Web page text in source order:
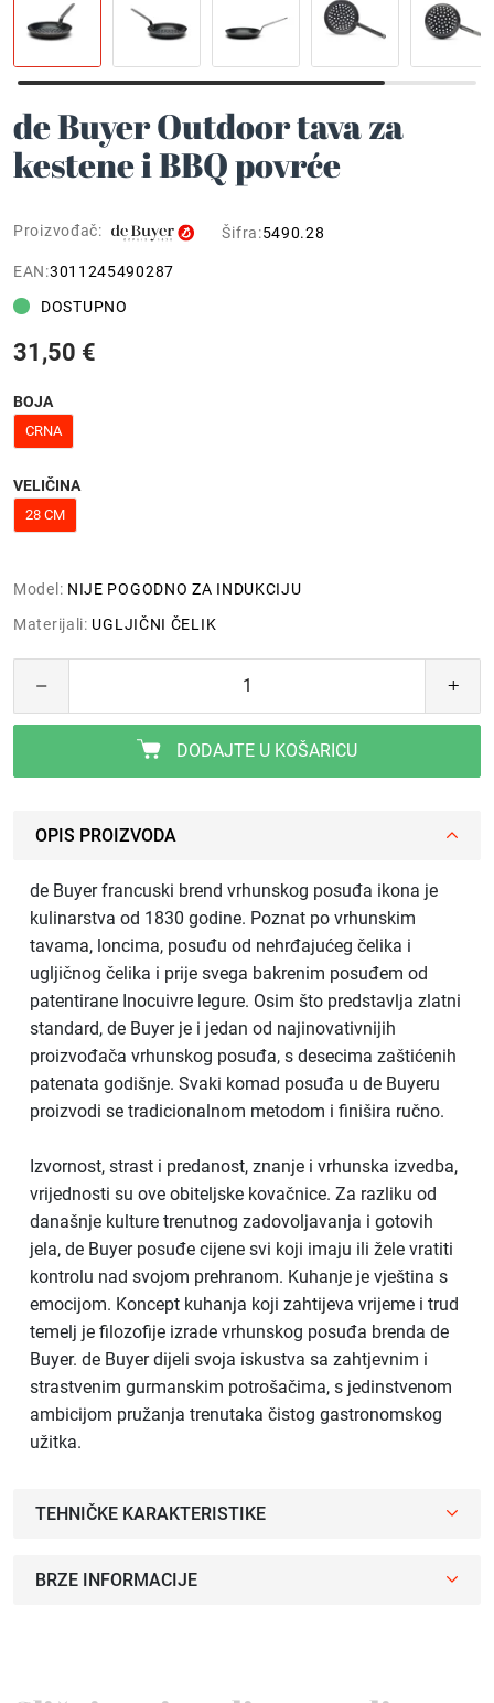
de Buyer Outdoor tava za
kestene i BBQ povrće
Proizvođač: Šifra:5490.28
EAN:3011245490287
DOSTUPNO
31,50 €
BOJA
CRNA
VELIČINA
28 CM
Model: NIJE POGODNO ZA INDUKCIJU
Materijali: UGLJIČNI ČELIK
DODAJTE U KOŠARICU
OPIS PROIZVODA
de Buyer francuski brend vrhunskog posuđa ikona je
kulinarstva od 1830 godine. Poznat po vrhunskim
tavama, loncima, posuđu od nehrđajućeg čelika i
ugljičnog čelika i prije svega bakrenim posuđem od
patentirane Inocuivre legure. Osim što predstavlja zlatni
standard, de Buyer je i jedan od najinovativnijih
proizvođača vrhunskog posuđa, s desecima zaštićenih
patenata godišnje. Svaki komad posuđa u de Buyeru
proizvodi se tradicionalnom metodom i finišira ručno.
Izvornost, strast i predanost, znanje i vrhunska izvedba,
vrijednosti su ove obiteljske kovačnice. Za razliku od
današnje kulture trenutnog zadovoljavanja i gotovih
jela, de Buyer posuđe cijene svi koji imaju ili žele vratiti
kontrolu nad svojom prehranom. Kuhanje je vještina s
emocijom. Koncept kuhanja koji zahtijeva vrijeme i trud
temelj je filozofije izrade vrhunskog posuđa brenda de
Buyer. de Buyer dijeli svoja iskustva sa zahtjevnim i
strastvenim gurmanskim potrošačima, s jedinstvenom
ambicijom pružanja trenutaka čistog gastronomskog
užitka.
TEHNIČKE KARAKTERISTIKE
BRZE INFORMACIJE